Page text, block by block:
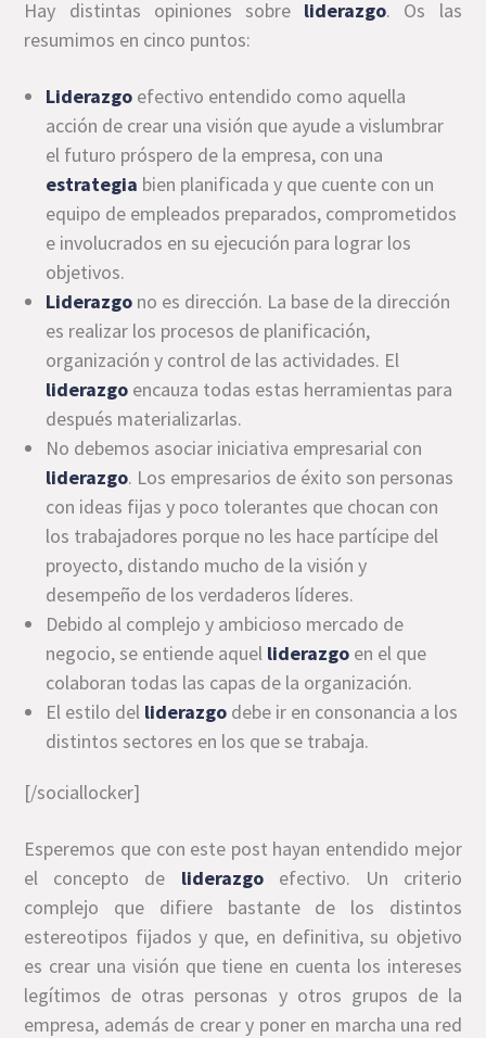
Hay distintas opiniones sobre liderazgo. Os las
resumimos en cinco puntos:
Liderazgo efectivo entendido como aquella
acción de crear una visión que ayude a vislumbrar
el futuro próspero de la empresa, con una
estrategia bien planificada y que cuente con un
equipo de empleados preparados, comprometidos
e involucrados en su ejecución para lograr los
objetivos.
Liderazgo no es dirección. La base de la dirección
es realizar los procesos de planificación,
organización y control de las actividades. El
liderazgo encauza todas estas herramientas para
después materializarlas.
No debemos asociar iniciativa empresarial con
liderazgo. Los empresarios de éxito son personas
con ideas fijas y poco tolerantes que chocan con
los trabajadores porque no les hace partícipe del
proyecto, distando mucho de la visión y
desempeño de los verdaderos líderes.
Debido al complejo y ambicioso mercado de
negocio, se entiende aquel liderazgo en el que
colaboran todas las capas de la organización.
El estilo del liderazgo debe ir en consonancia a los
distintos sectores en los que se trabaja.
[/sociallocker]
Esperemos que con este post hayan entendido mejor
el concepto de liderazgoefectivo. Un criterio
complejo que difiere bastante de los distintos
estereotipos fijados y que, en definitiva, su objetivo
es crear una visión que tiene en cuenta los intereses
legítimos de otras personas y otros grupos de la
empresa, además de crear y poner en marcha una red